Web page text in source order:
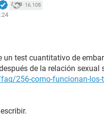
16.108
un test cuantitativo de
de la relación sexual
256-como-funcionan-los-